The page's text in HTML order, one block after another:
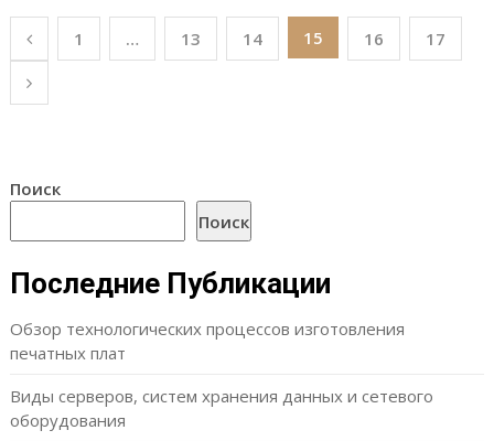
Пагинация
записей
1 … 13 14 15 16 17
Поиск
Поиск
Последние Публикации
Обзор технологических процессов изготовления
печатных плат
Виды серверов, систем хранения данных и сетевого
оборудования